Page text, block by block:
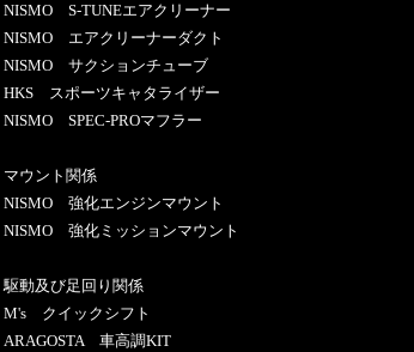
NISMO S-TUNEエアクリーナー
NISMO エアクリーナーダクト
NISMO サクションチューブ
HKS スポーツキャタライザー
NISMO SPEC-PROマフラー
マウント関係
NISMO 強化エンジンマウント
NISMO 強化ミッションマウント
駆動及び足回り関係
M's クイックシフト
ARAGOSTA 車高調KIT